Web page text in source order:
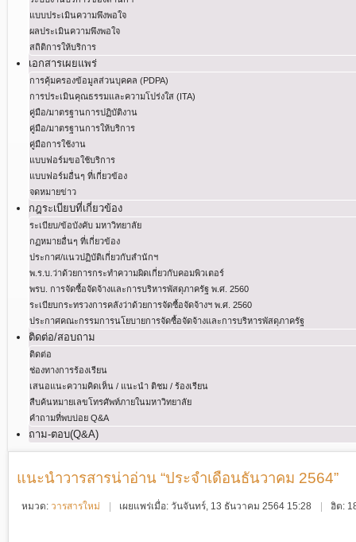
แบบประเมินความพึงพอใจ
ผลประเมินความพึงพอใจ
สถิติการให้บริการ
เอกสารเผยแพร่
การคุ้มครองข้อมูลส่วนบุคคล (PDPA)
การประเมินคุณธรรมและความโปร่งใส (ITA)
คู่มือ/มาตรฐานการปฏิบัติงาน
คู่มือ/มาตรฐานการให้บริการ
คู่มือการใช้งาน
แบบฟอร์มขอใช้บริการ
แบบฟอร์มอื่นๆ ที่เกี่ยวข้อง
จดหมายข่าว
กฎระเบียบที่เกี่ยวข้อง
ระเบียบ/ข้อบังคับ มหาวิทยาลัย
กฏหมายอื่นๆ ที่เกี่ยวข้อง
ประกาศ/แนวปฏิบัติเกี่ยวกับสำนักฯ
พ.ร.บ.ว่าด้วยการกระทําความผิดเกี่ยวกับคอมพิวเตอร์
พรบ. การจัดซื้อจัดจ้างและการบริหารพัสดุภาครัฐ พ.ศ. 2560
ระเบียบกระทรวงการคลังว่าด้วยการจัดซื้อจัดจ้างฯ พ.ศ. 2560
ประกาศคณะกรรมการนโยบายการจัดซื้อจัดจ้างและการบริหารพัสดุภาครัฐ
ติดต่อ/สอบถาม
ติดต่อ
ช่องทางการร้องเรียน
เสนอแนะความคิดเห็น / แนะนำ ติชม / ร้องเรียน
สืบค้นหมายเลขโทรศัพท์ภายในมหาวิทยาลัย
คำถามที่พบบ่อย Q&A
ถาม-ตอบ(Q&A)
แนะนำวารสารน่าอ่าน “ประจำเดือนธันวาคม 2564”
หมวด: วารสารใหม่ เผยแพร่เมื่อ: วันจันทร์, 13 ธันวาคม 2564 15:28 ฮิต: